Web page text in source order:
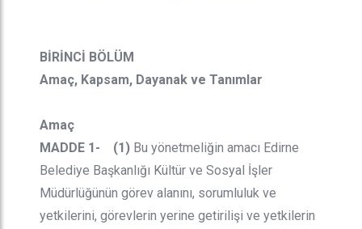
BİRİNCİ BÖLÜM
Amaç, Kapsam, Dayanak ve Tanımlar
Amaç
MADDE 1- (1) Bu yönetmeliğin amacı Edirne
Belediye Başkanlığı Kültür ve Sosyal İşler
Müdürlüğünün görev alanını, sorumluluk ve
yetkilerini, görevlerin yerine getirilişi ve yetkilerin